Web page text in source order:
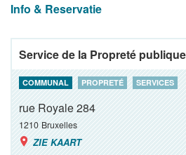
Info & Reservatie
Service de la Propreté
COMMUNAL PROPRETÉ SERVICES
rue Royale 284
1210 Bruxelles
ZIE KAART